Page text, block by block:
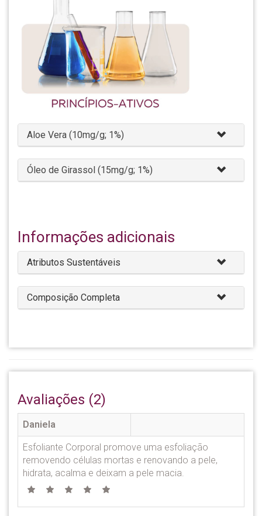
Aloe Vera (10mg/g; 1%)
Óleo de Girassol (15mg/g; 1%)
Informações adicionais
Atributos Sustentáveis
Composição Completa
Avaliações (2)
Daniela
Esfoliante Corporal promove uma esfoliação
removendo células mortas e renovando a pele,
hidrata, acalma e deixam a pele macia.